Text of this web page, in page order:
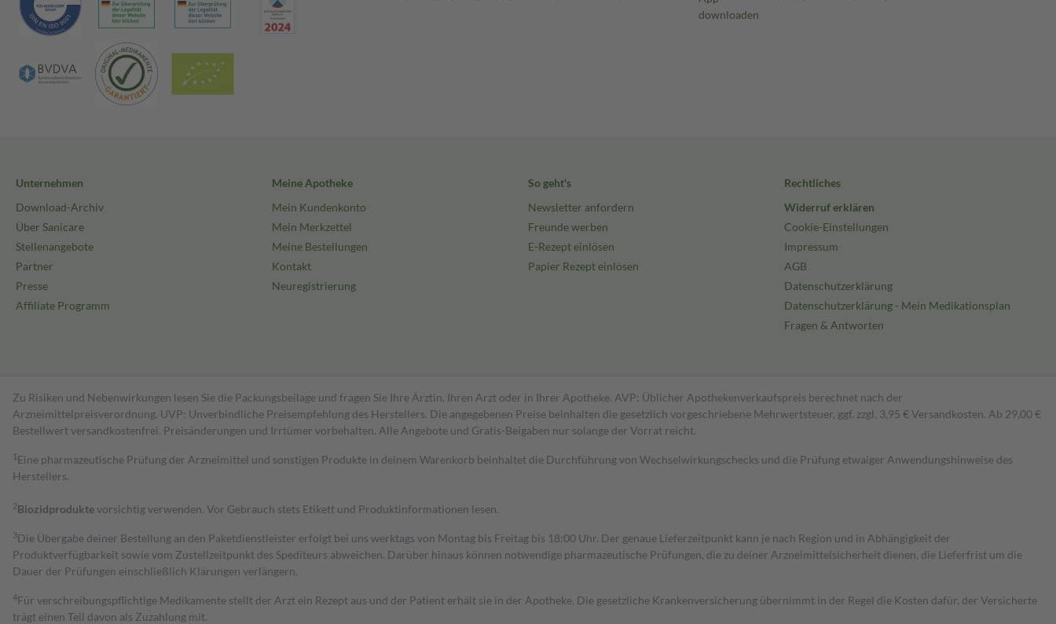
Unternehmen
Download-Archiv
Über Sanicare
Stellenangebote
Partner
Presse
Affiliate Programm
Meine Apotheke
Mein Kundenkonto
Mein Merkzettel
Meine Bestellungen
Kontakt
Neuregistrierung
So geht's
Newsletter anfordern
Freunde werben
E-Rezept einlösen
Papier Rezept einlösen
Rechtliches
Widerruf erklären
Cookie-Einstellungen
Impressum
AGB
Datenschutzerklärung
Datenschutzerklärung - Mein Medikationsplan
Fragen & Antworten
Zu Risiken und Nebenwirkungen lesen Sie die Packungsbeilage und fragen Sie Ihre Ärztin, Ihren Arzt oder in Ihrer Apotheke. AVP: Üblicher Apothekenverkaufspreis berechnet nach der
Arzneimittelpreisverordnung. UVP: Unverbindliche Preisempfehlung des Herstellers. Die angegebenen Preise beinhalten die gesetzlich vorgeschriebene Mehrwertsteuer, ggf. zzgl. 3,95 € Versandkosten. Ab 29,00 €
Bestell­wert versand­kosten­frei. Preisänderungen und Irrtümer vorbehalten. Alle Angebote und Gratis-Beigaben nur solange der Vorrat reicht.
1 Eine pharmazeutische Prüfung der Arzneimittel und sonstigen Produkte in deinem Warenkorb beinhaltet die Durchführung von Wechselwirkungschecks und die Prüfung etwaiger Anwendungshinweise des
Herstellers.
2Biozidproduktevorsichtig verwenden. Vor Gebrauch stets Etikett und Produktinformationen lesen.
3Die Übergabe deiner Bestellung an den Paketdienstleister erfolgt bei uns werktags von Montag bis Freitag bis 18:00 Uhr. Der genaue Lieferzeitpunkt kann je nach Region und in Abhängigkeit der
Produktverfügbarkeit sowie vom Zustellzeitpunkt des Spediteurs abweichen. Darüber hinaus können notwendige pharmazeutische Prüfungen, die zu deiner Arzneimittelsicherheit dienen, die Lieferfrist um die
Dauer der Prüfungen einschließlich Klärungen verlängern.
4Für verschreibungspflichtige Medikamente stellt der Arzt ein Rezept aus und der Patient erhält sie in der Apotheke. Die gesetzliche Krankenversicherung übernimmt in der Regel die Kosten dafür, der Versicherte
trägt einen Teil davon als Zuzahlung mit.